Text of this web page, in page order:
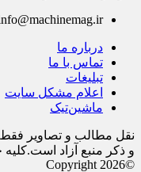
درباره ما
تماس با ما
تبلیغات
اعلام مشکل سایت
ماشین‌تیک
نقل مطالب و تصاویر
و ذکر منبع آزاد
©Copyright 2026